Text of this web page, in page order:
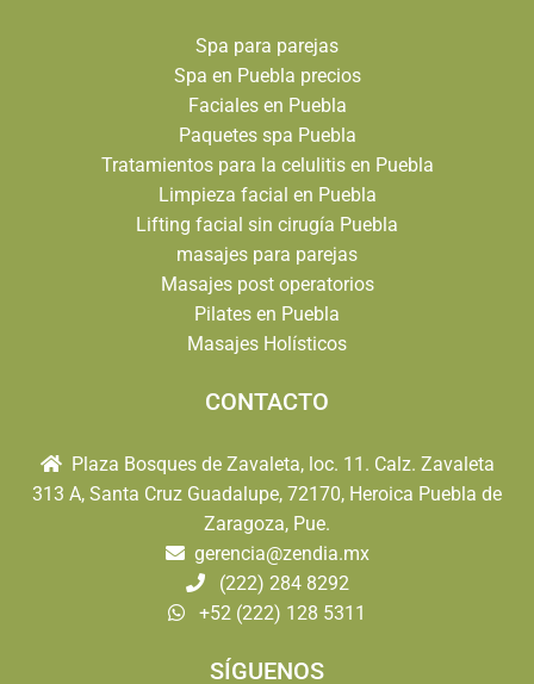
Spa para parejas
Spa en Puebla precios
Faciales en Puebla
Paquetes spa Puebla
Tratamientos para la celulitis en Puebla
Limpieza facial en Puebla
Lifting facial sin cirugía Puebla
masajes para parejas
Masajes post operatorios
Pilates en Puebla
Masajes Holísticos
CONTACTO
Plaza Bosques de Zavaleta, loc. 11. Calz. Zavaleta
313 A, Santa Cruz Guadalupe, 72170, Heroica Puebla de
Zaragoza, Pue.
gerencia@zendia.mx
(222) 284 8292
+52 (222) 128 5311
SÍGUENOS